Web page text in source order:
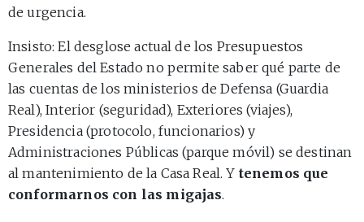
de urgencia.
Insisto: El desglose actual de los Presupuestos
Generales del Estado no permite saber qué parte de
las cuentas de los ministerios de Defensa (Guardia
Real), Interior (seguridad), Exteriores (viajes),
Presidencia (protocolo, funcionarios) y
Administraciones Públicas (parque móvil) se destinan
al mantenimiento de la Casa Real. Y tenemos que
conformarnos con las migajas.